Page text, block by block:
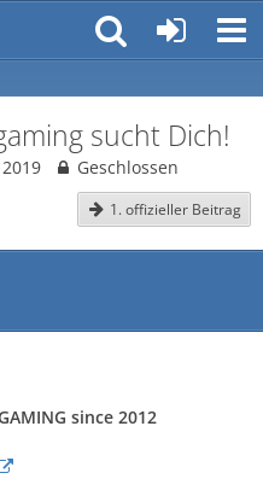
sucht Dich!
Geschlossen
1. offizieller Beitrag
since 2012